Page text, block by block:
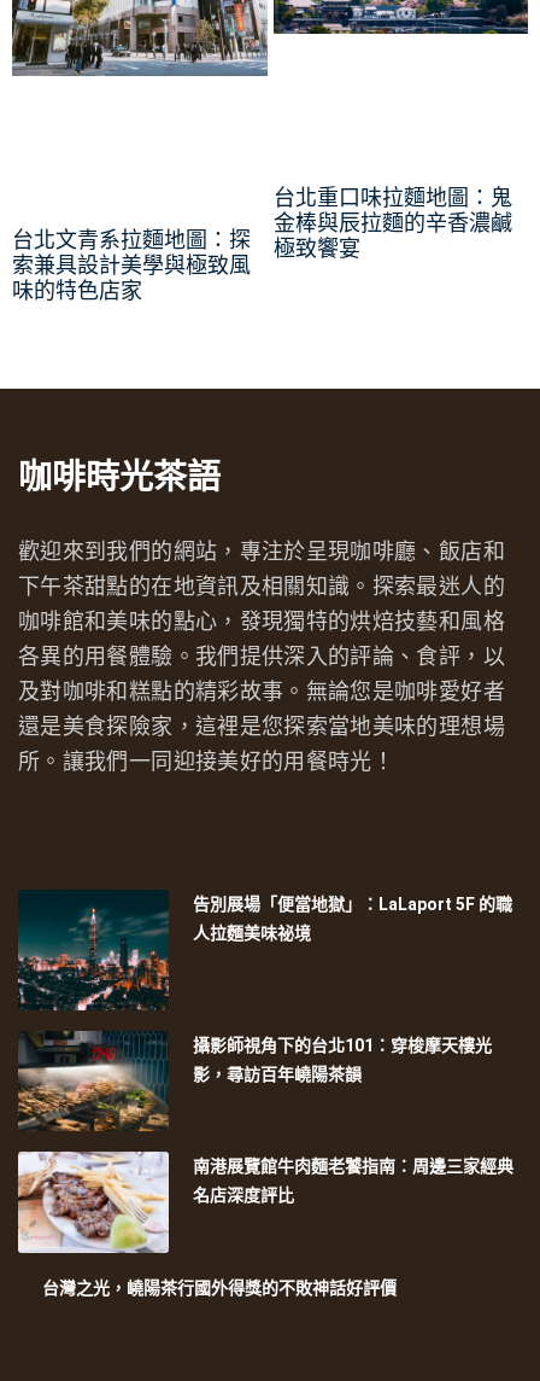
台北文青系拉麵地圖：探
索兼具設計美學與極致風
味的特色店家
台北重口味拉麵地圖：鬼
金棒與辰拉麵的辛香濃鹹
極致饗宴
咖啡時光茶語
歡迎來到我們的網站，專注於呈現咖啡廳、飯店和
下午茶甜點的在地資訊及相關知識。探索最迷人的
咖啡館和美味的點心，發現獨特的烘焙技藝和風格
各異的用餐體驗。我們提供深入的評論、食評，以
及對咖啡和糕點的精彩故事。無論您是咖啡愛好者
還是美食探險家，這裡是您探索當地美味的理想場
所。讓我們一同迎接美好的用餐時光！
告別展場「便當地獄」：LaLaport 5F 的職
人拉麵美味祕境
攝影師視角下的台北101：穿梭摩天樓光
影，尋訪百年嶢陽茶韻
南港展覽館牛肉麵老饕指南：周邊三家經典
名店深度評比
台灣之光，嶢陽茶行國外得獎的不敗神話好評價